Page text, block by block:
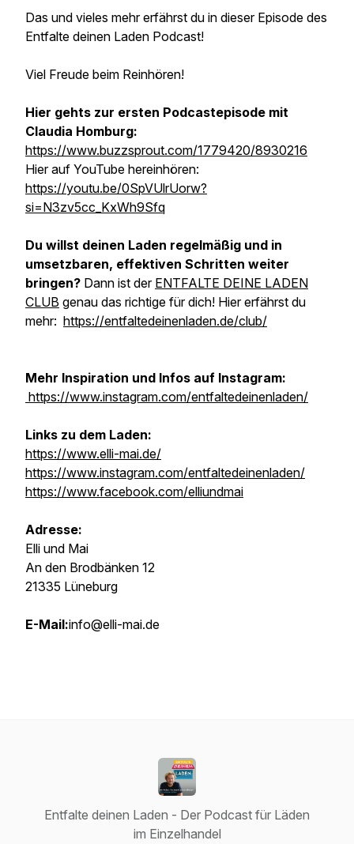
Das und vieles mehr erfährst du in dieser Episode des
Entfalte deinen Laden Podcast!
Viel Freude beim Reinhören!
Hier gehts zur ersten Podcastepisode mit
Claudia Homburg:
https://www.buzzsprout.com/1779420/8930216
Hier auf YouTube hereinhören:
https://youtu.be/0SpVUlrUorw?
si=N3zv5cc_KxWh9Sfq
Du willst deinen Laden regelmäßig und in
umsetzbaren, effektiven Schritten weiter
bringen? Dann ist der ENTFALTE DEINE LADEN
CLUB genau das richtige für dich! Hier erfährst du
mehr: https://entfaltedeinenladen.de/club/
Mehr Inspiration und Infos auf Instagram:
https://www.instagram.com/entfaltedeinenladen/
Links zu dem Laden:
https://www.elli-mai.de/
https://www.instagram.com/entfaltedeinenladen/
https://www.facebook.com/elliundmai
Adresse:
Elli und Mai
An den Brodbänken 12
21335 Lüneburg
E-Mail:info@elli-mai.de
Entfalte deinen Laden - Der Podcast für Läden
im Einzelhandel